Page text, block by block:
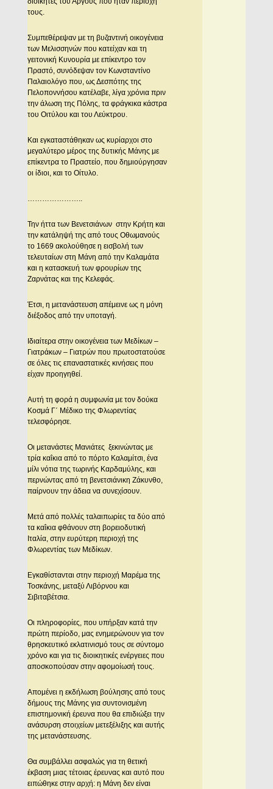
τους.
Συμπεθέρεψαν με τη βυζαντινή οικογένεια
των Μελισσηνών που κατείχαν και τη
γειτονική Κυνουρία με επίκεντρο τον
Πραστό, συνόδεψαν τον Κωνσταντίνο
Παλαιολόγο που, ως Δεσπότης της
Πελοποννήσου κατέλαβε, λίγα χρόνια πριν
την άλωση της Πόλης, τα φράγκικα κάστρα
του Οιτύλου και του Λεύκτρου.
Και εγκαταστάθηκαν ως κυρίαρχοι στο
μεγαλύτερο μέρος της δυτικής Μάνης με
επίκεντρα το Πραστείο, που δημιούργησαν
οι ίδιοι, και το Οίτυλο.
…………………..
Την ήττα των Βενετσιάνων στην Κρήτη και
την κατάληψή της από τους Οθωμανούς
το 1669 ακολούθησε η εισβολή των
τελευταίων στη Μάνη από την Καλαμάτα
και η κατασκευή των φρουρίων της
Ζαρνάτας και της Κελεφάς.
Έτσι, η μετανάστευση απέμεινε ως η μόνη
διέξοδος από την υποταγή.
Ιδιαίτερα στην οικογένεια των Μεδίκων –
Γιατράκων – Γιατρών που πρωτοστατούσε
σε όλες τις επαναστατικές κινήσεις που
είχαν προηγηθεί.
Αυτή τη φορά η συμφωνία με τον δούκα
Κοσμά Γ΄ Μέδικο της Φλωρεντίας
τελεσφόρησε.
Οι μετανάστες Μανιάτες ξεκινώντας με
τρία καΐκια από το πόρτο Καλαμίτσι, ένα
μίλι νότια της τωρινής Καρδαμύλης, και
περνώντας από τη βενετσιάνικη Ζάκυνθο,
παίρνουν την άδεια να συνεχίσουν.
Μετά από πολλές ταλαιπωρίες τα δύο από
τα καΐκια φθάνουν στη βορειοδυτική
Ιταλία, στην ευρύτερη περιοχή της
Φλωρεντίας των Μεδίκων.
Εγκαθίστανται στην περιοχή Μαρέμα της
Τοσκάνης, μεταξύ Λιβόρνου και
Σιβιταβέτσια.
Οι πληροφορίες, που υπήρξαν κατά την
πρώτη περίοδο, μας ενημερώνουν για τον
θρησκευτικό εκλατινισμό τους σε σύντομο
χρόνο και για τις διοικητικές ενέργειες που
αποσκοπούσαν στην αφομοίωσή τους.
Απομένει η εκδήλωση βούλησης από τους
δήμους της Μάνης για συντονισμένη
επιστημονική έρευνα που θα επιδιώξει την
ανάσυρση στοιχείων μετεξέλιξης και αυτής
της μετανάστευσης.
Θα συμβάλλει ασφαλώς για τη θετική
έκβαση μιας τέτοιας έρευνας και αυτό που
ειπώθηκε στην αρχή: η Μάνη δεν είναι